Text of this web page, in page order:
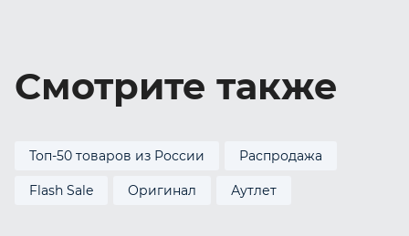
Смотрите также
Топ-50 товаров из России Распродажа
Flash Sale Оригинал Аутлет